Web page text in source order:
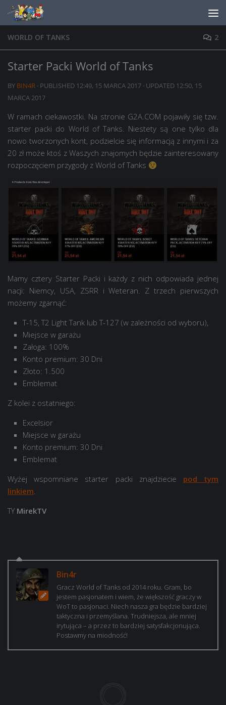
Skip to content
WORLD OF TANKS 2
Starter Packi World of Tanks
BY BIN4R · PUBLISHED 12:49, 15 MARCA 2017 · UPDATED 12:50, 15
MARCA 2017
W ramach ciekawostki. Na stronie G2A.COM pojawiły się tzw.
starter packi do World of Tanks. Niestety są one tylko dla
nowo tworzonych kont, podzielcie się informacją z innymi i za
20 zł może ktoś z Waszych znajomych będzie zainteresowany
rozpoczęciem przygody z World of Tanks
Mamy cztery Starter Packi i każdy z nich odpowiada jednej
nacji: Niemcy, USA, ZSRR i Weteran. Z trzech pierwszych
możemy zgarnąć:
T-15, T2 Light Tank lub T-127 (w zależności od wyboru),
Miejsce w garażu
Załoga: 100%
Konto premium: 30 Dni
Złoto: 1.500
Emblemat
Z kolei z ostatniego:
Excelsior
Miejsce w garażu
Konto premium: 30 Dni
Emblemat
Wyżej wspomniane starter packi znajdziecie pod tym
linkiem
TY MirekTV
Bin4r
Gracz World of Tanks od 2014 roku. Gram, bo
jestem pasjonatem i wiem, że większość graczy w
WoT to pasjonaci. Niech nasza gra będzie bardziej
taktyczna i przemyślana. Trudniejsza, ale mniej
irytująca – a przez to bardziej satysfakcjonująca.
Postawmy na miodność!